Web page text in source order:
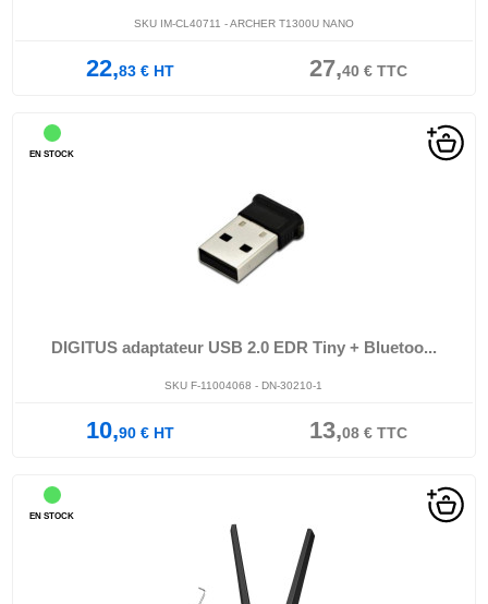
SKU IM-CL40711 - ARCHER T1300U NANO
22,83€HT 27,40€TTC
DIGITUS adaptateur USB 2.0 EDR Tiny + Bluetoo...
SKU F-11004068 - DN-30210-1
10,90€HT 13,08€TTC
EN STOCK
EN STOCK